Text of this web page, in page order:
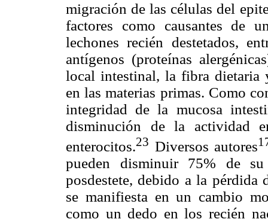
migración de las células del
factores como causantes de
lechones recién destetados,
antígenos (proteínas
local intestinal, la fibra dietaria
en las materias primas. Como
integridad de la mucosa
disminución de la actividad
enterocitos.23 Diversos autores
pueden disminuir 75% de
posdestete, debido a la pérdida
se manifiesta en un cambio
como un dedo en los recién